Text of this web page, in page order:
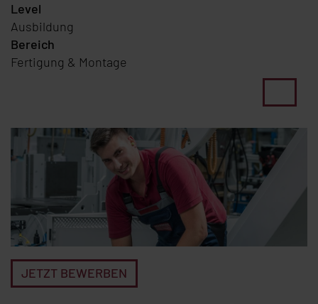
Level
Ausbildung
Bereich
Fertigung & Montage
JETZT BEWERBEN